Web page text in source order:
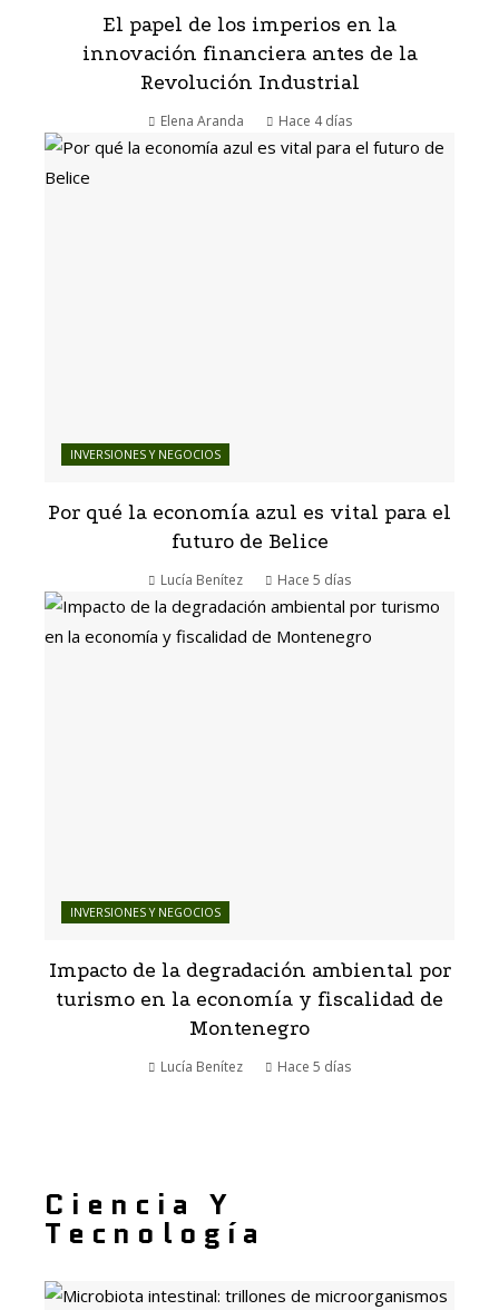
El papel de los imperios en la
innovación financiera antes de la
Revolución Industrial
Elena Aranda Hace 4 días
INVERSIONES Y NEGOCIOS
Por qué la economía azul es vital para el
futuro de Belice
Lucía Benítez Hace 5 días
INVERSIONES Y NEGOCIOS
Impacto de la degradación ambiental por
turismo en la economía y fiscalidad de
Montenegro
Lucía Benítez Hace 5 días
Ciencia Y
Tecnología